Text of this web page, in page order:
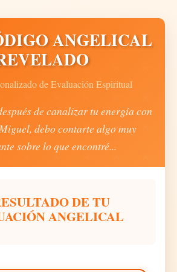
ANGELICAL
de Evaluación Espiritual
de canalizar tu energía con
debo contarte algo muy
sobre lo que encontré...
DE TU
ANGELICAL